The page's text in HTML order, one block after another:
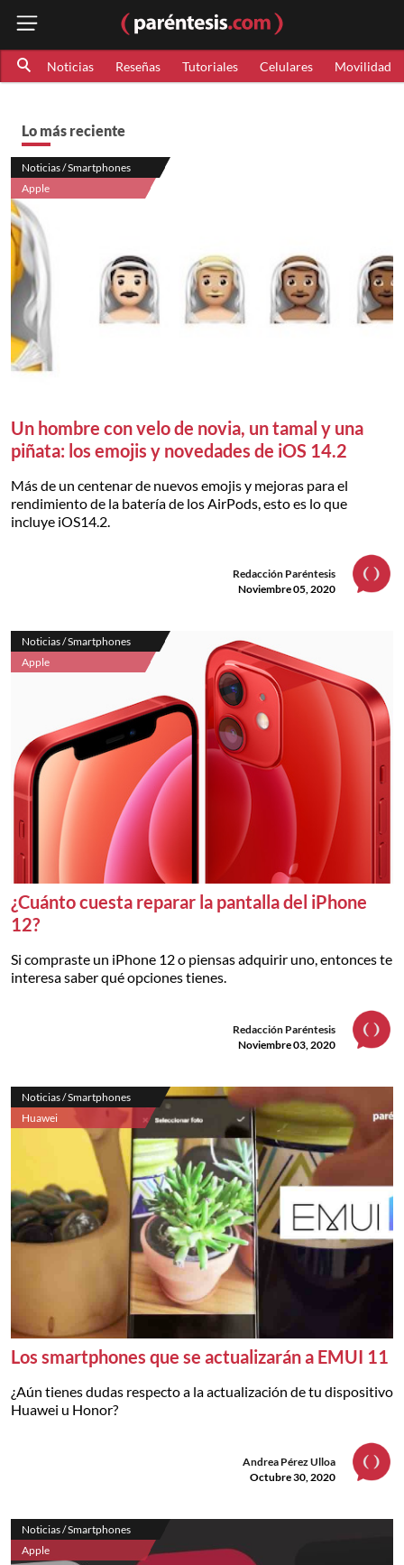
Noticias Reseñas Tutoriales Celulares Movilidad
Lo más reciente
Noticias / Smartphones
Apple
Un hombre con velo de novia, un tamal y una
piñata: los emojis y novedades de iOS 14.2
Más de un centenar de nuevos emojis y mejoras para el
rendimiento de la batería de los AirPods, esto es lo que
incluye iOS14.2.
Redacción Paréntesis
Noviembre 05, 2020
Noticias / Smartphones
Apple
¿Cuánto cuesta reparar la pantalla del iPhone
12?
Si compraste un iPhone 12 o piensas adquirir uno, entonces te
interesa saber qué opciones tienes.
Redacción Paréntesis
Noviembre 03, 2020
Noticias / Smartphones
Huawei
Los smartphones que se actualizarán a EMUI 11
¿Aún tienes dudas respecto a la actualización de tu dispositivo
Huawei u Honor?
Andrea Pérez Ulloa
Octubre 30, 2020
Noticias / Smartphones
Apple